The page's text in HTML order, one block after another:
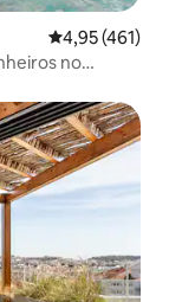
4,95 de uma
4,95 (461)
no